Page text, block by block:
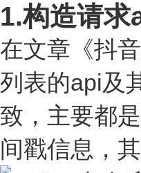
1.构造请求
在文章《抖
列表的api及
致，主要都
间戳信息，